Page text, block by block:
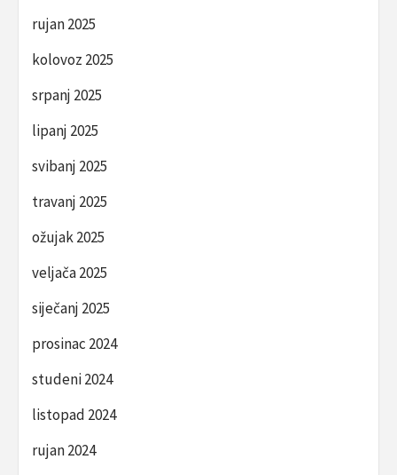
rujan 2025
kolovoz 2025
srpanj 2025
lipanj 2025
svibanj 2025
travanj 2025
ožujak 2025
veljača 2025
siječanj 2025
prosinac 2024
studeni 2024
listopad 2024
rujan 2024